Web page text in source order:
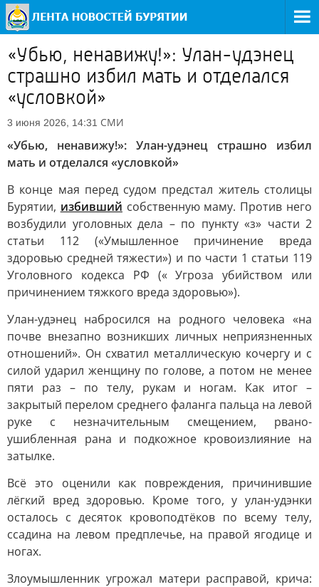
«Убью, ненавижу!»: Улан-удэнец
страшно избил мать и отделался
«условкой»
3 июня 2026, 14:31 СМИ
«Убью, ненавижу!»: Улан-удэнец страшно избил
мать и отделался «условкой»
В конце мая перед судом предстал житель столицы
Бурятии, избивший собственную маму. Против него
возбудили уголовных дела – по пункту «з» части 2
статьи 112 («Умышленное причинение вреда
здоровью средней тяжести») и по части 1 статьи 119
Уголовного кодекса РФ (« Угроза убийством или
причинением тяжкого вреда здоровью»).
Улан-удэнец набросился на родного человека «на
почве внезапно возникших личных неприязненных
отношений». Он схватил металлическую кочергу и с
силой ударил женщину по голове, а потом не менее
пяти раз – по телу, рукам и ногам. Как итог –
закрытый перелом среднего фаланга пальца на левой
руке с незначительным смещением, рвано-
ушибленная рана и подкожное кровоизлияние на
затылке.
Всё это оценили как повреждения, причинившие
лёгкий вред здоровью. Кроме того, у улан-удэнки
осталось с десяток кровоподтёков по всему телу,
ссадина на левом предплечье, на правой ягодице и
ногах.
Злоумышленник угрожал матери расправой, крича: